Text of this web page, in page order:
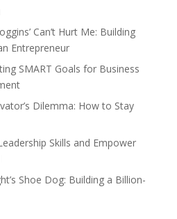
Can’t Hurt Me: Building
Entrepreneur
SMART Goals for Business
Dilemma: How to Stay
Skills and Empower
Shoe Dog: Building a Billion-